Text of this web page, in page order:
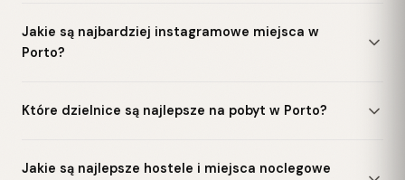
Jakie są najbardziej instagramowe miejsca w
Porto?
Które dzielnice są najlepsze na pobyt w Porto?
Jakie są najlepsze hostele i miejsca noclegowe